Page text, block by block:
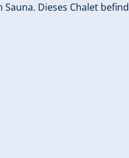
Dieses Chalet